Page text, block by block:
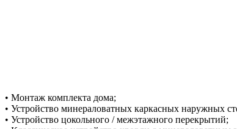
• Монтаж комплекта дома;
• Устройство минераловатных каркасных наружных
• Устройство цокольного / межэтажного перекрытий;